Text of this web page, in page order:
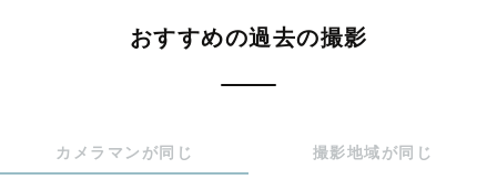
おすすめの過去の撮影
カメラマンが同じ 撮影地域が同じ